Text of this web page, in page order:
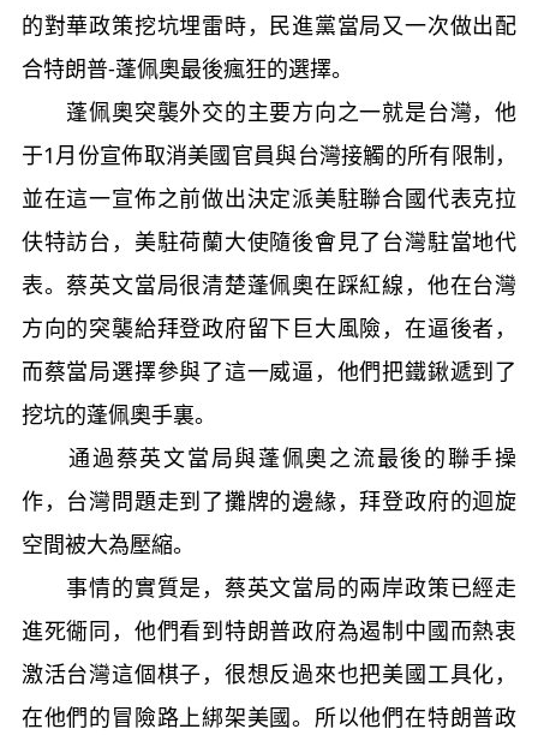
的對華政策挖坑埋雷時，民進黨當局又一次做出配
合特朗普-蓬佩奧最後瘋狂的選擇。
蓬佩奧突襲外交的主要方向之一就是台灣，他
于1月份宣佈取消美國官員與台灣接觸的所有限制，
並在這一宣佈之前做出決定派美駐聯合國代表克拉
伕特訪台，美駐荷蘭大使隨後會見了台灣駐當地代
表。蔡英文當局很清楚蓬佩奧在踩紅線，他在台灣
方向的突襲給拜登政府留下巨大風險，在逼後者，
而蔡當局選擇參與了這一威逼，他們把鐵鍬遞到了
挖坑的蓬佩奧手裏。
通過蔡英文當局與蓬佩奧之流最後的聯手操
作，台灣問題走到了攤牌的邊緣，拜登政府的迴旋
空間被大為壓縮。
事情的實質是，蔡英文當局的兩岸政策已經走
進死衚同，他們看到特朗普政府為遏制中國而熱衷
激活台灣這個棋子，很想反過來也把美國工具化，
在他們的冒險路上綁架美國。所以他們在特朗普政